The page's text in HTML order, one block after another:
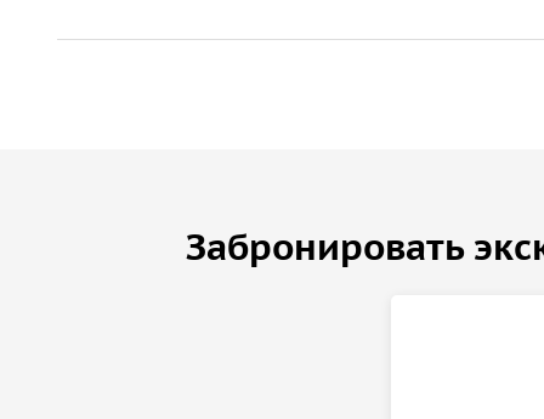
Забронировать